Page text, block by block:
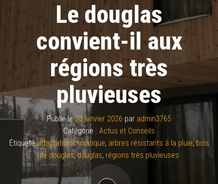
Le douglas
convient-il aux
régions très
pluvieuses
Publié le23 janvier 2026 par admin3765
Catégorie : Actus et Conseils
Étiqueté adaptation climatique, arbres résistants à la pluie,bois
de douglas,douglas, régions très pluvieuses